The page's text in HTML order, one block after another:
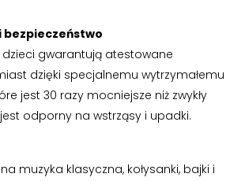
bezpieczeństwo
dzieci gwarantują atestowane
dzięki specjalnemu wytrzymałemu
jest 30 razy mocniejsze niż zwykły
odporny na wstrząsy i upadki.
muzyka klasyczna, kołysanki, bajki i